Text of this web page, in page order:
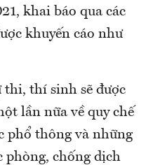
khai báo qua các
khuyến cáo như
thí sinh sẽ được
lần nữa về quy chế
phổ thông và những
phòng, chống dịch